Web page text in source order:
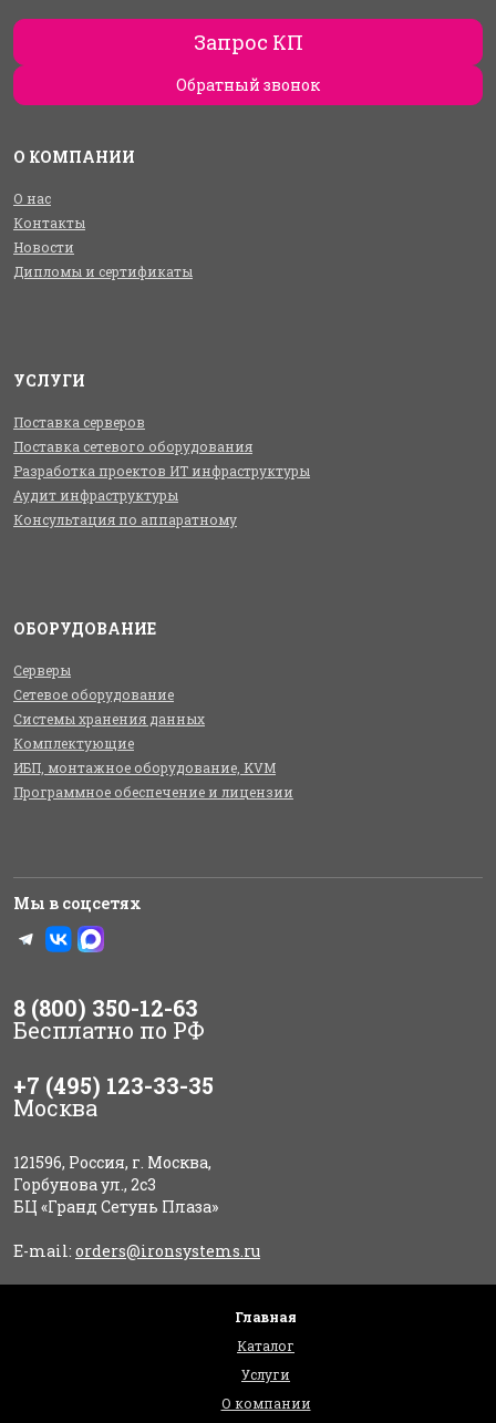
Запрос КП
Обратный звонок
О КОМПАНИИ
О нас
Контакты
Новости
Дипломы и сертификаты
УСЛУГИ
Поставка серверов
Поставка сетевого оборудования
Разработка проектов ИТ инфраструктуры
Аудит инфраструктуры
Консультация по аппаратному
ОБОРУДОВАНИЕ
Серверы
Сетевое оборудование
Системы хранения данных
Комплектующие
ИБП, монтажное оборудование, KVM
Программное обеспечение и лицензии
Мы в соцсетях
8 (800) 350-12-63
Бесплатно по РФ
+7 (495) 123-33-35
Москва
121596, Россия, г. Москва,
Горбунова ул., 2с3
БЦ «Гранд Сетунь Плаза»
E-mail: orders@ironsystems.ru
Главная
Каталог
Услуги
О компании